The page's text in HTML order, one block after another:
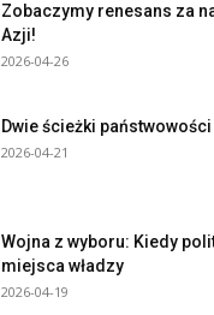
Zobaczymy renesans za
Azji!
2026-04-26
Dwie ścieżki państwowości
2026-04-21
Wojna z wyboru: Kiedy
miejsca władzy
2026-04-19